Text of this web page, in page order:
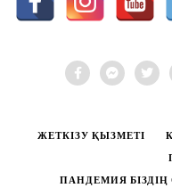
ЖЕТКІЗУ ҚЫЗМЕТІ
ПАНДЕМИЯ БІЗДІҢ